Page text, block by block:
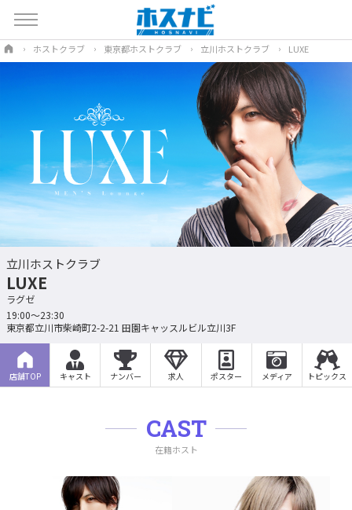
ホストクラブ 東京都ホストクラブ 立川ホストクラブ LUXE
立川ホストクラブ
LUXE
ラグゼ
19:00～23:30
東京都立川市柴崎町2-2-21 田園キャッスルビル立川3F
店舗TOP キャスト ナンバー 求人 ポスター メディア トピックス
CAST
在籍ホスト